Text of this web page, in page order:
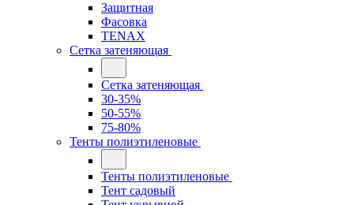
Защитная
Фасовка
TENAX
Сетка затеняющая
Сетка затеняющая
30-35%
50-55%
75-80%
Тенты полиэтиленовые
Тенты полиэтиленовые
Тент садовый